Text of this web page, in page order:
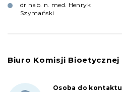
dr hab. n. med. Henryk
Szymański
Biuro Komisji Bioetycznej
Osoba do kontaktu